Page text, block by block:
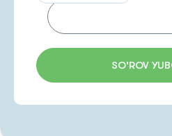
SO'ROV